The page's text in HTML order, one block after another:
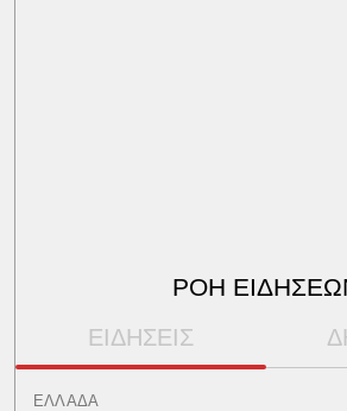
ΡΟΗ
ΕΙΔΗΣΕΙΣ
ΕΛΛΑΔΑ